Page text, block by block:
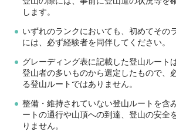
します。
いずれのランクにおいても、初めてその
には、必ず経験者を同伴してください。
グレーディング表に記載した登山ルート
登山者の多いものから選定したもので、
る登山ルートではありません。
整備・維持されていない登山ルートを含
ートの通行や山頂への到達、登山の安全
りません。